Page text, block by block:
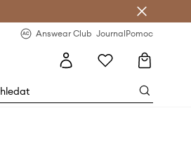
Answear Club JournalPomoc